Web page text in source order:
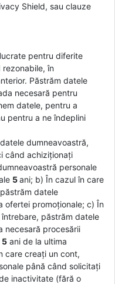
Shield, sau clauze
pentru diferite
în
Păstrăm datele
necesară pentru
datele, pentru a
pentru a ne îndeplini
dumneavoastră,
când achiziționați
personale
5ani; b) În cazul în care
datele
ofertei promoționale; c) În
păstrăm datele
necesară procesării
5ani de la ultima
care creați un cont,
până când solicitați
inactivitate (fără o